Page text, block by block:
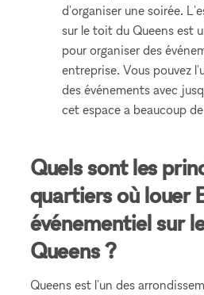
d'organiser une soirée.
sur le toit du Queens est
pour organiser des
entreprise. Vous pouvez
des événements avec
cet espace a beaucoup
Quels sont les
quartiers où louer
événementiel sur
Queens ?
Queens est l'un des